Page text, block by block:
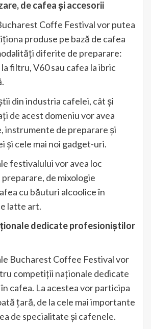
de cafea și accesorii
Coffe Festival vor putea
produse pe bază de cafea
diferite de preparare:
filtru, V60 sau cafea la ibric
din industria cafelei, cât și
de acest domeniu vor avea
instrumente de preparare și
și cele mai noi gadget-uri.
festivalului vor avea loc
de mixologie
cu băuturi alcoolice în
latte art.
dedicate profesioniștilor
Bucharest Coffee Festival vor
competiții naționale dedicate
cafea. La acestea vor participa
țară, de la cele mai importante
de specialitate și cafenele.